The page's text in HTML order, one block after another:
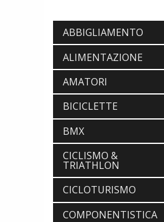
ABBIGLIAMENTO
ALIMENTAZIONE
AMATORI
BICICLETTE
BMX
CICLISMO &
TRIATHLON
CICLOTURISMO
COMPONENTISTICA